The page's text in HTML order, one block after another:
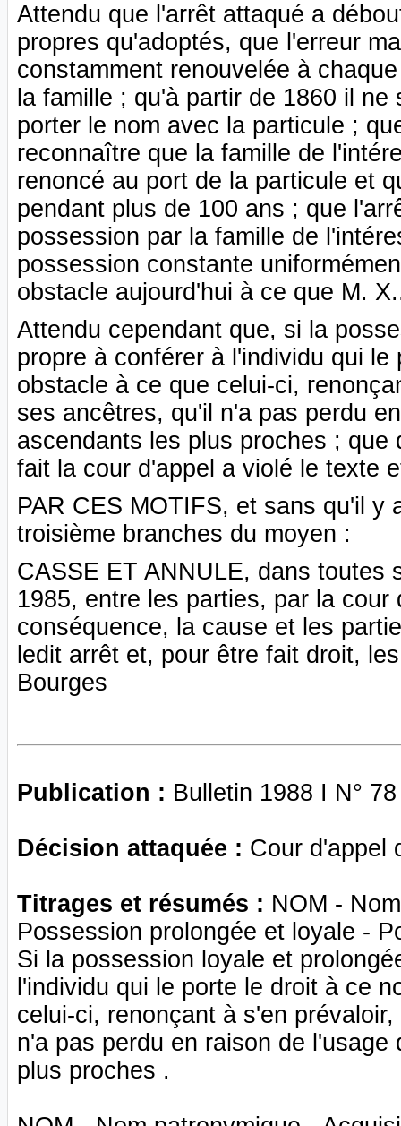
Attendu que l'arrêt attaqué a
propres qu'adoptés, que l'erreur
constamment renouvelée à
la famille ; qu'à partir de 1860 il
porter le nom avec la particule ;
reconnaître que la famille de
renoncé au port de la particule et
pendant plus de 100 ans ; que
possession par la famille de
possession constante
obstacle aujourd'hui à ce que M.
Attendu cependant que, si la
propre à conférer à l'individu qui
obstacle à ce que celui-ci,
ses ancêtres, qu'il n'a pas perdu
ascendants les plus proches ;
fait la cour d'appel a violé le texte
PAR CES MOTIFS, et sans qu'il y
troisième branches du moyen :
CASSE ET ANNULE, dans toutes
1985, entre les parties, par la
conséquence, la cause et les
ledit arrêt et, pour être fait droit,
Bourges
Publication : Bulletin 1988 I N°
Décision attaquée : Cour d'appel
Titrages et résumés : NOM -
Possession prolongée et loyale -
Si la possession loyale et
l'individu qui le porte le droit à ce
celui-ci, renonçant à s'en
n'a pas perdu en raison de
plus proches .